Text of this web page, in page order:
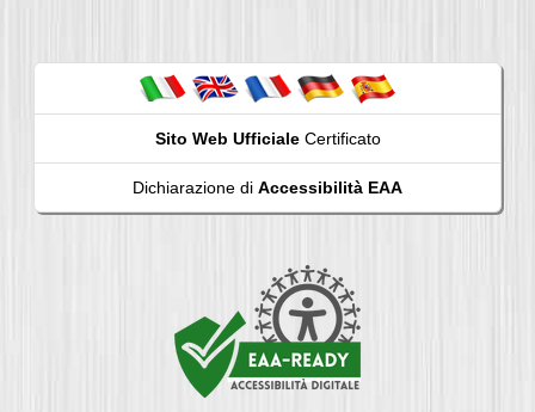
Sito Web UfficialeCertificato
Dichiarazione di Accessibilità EAA